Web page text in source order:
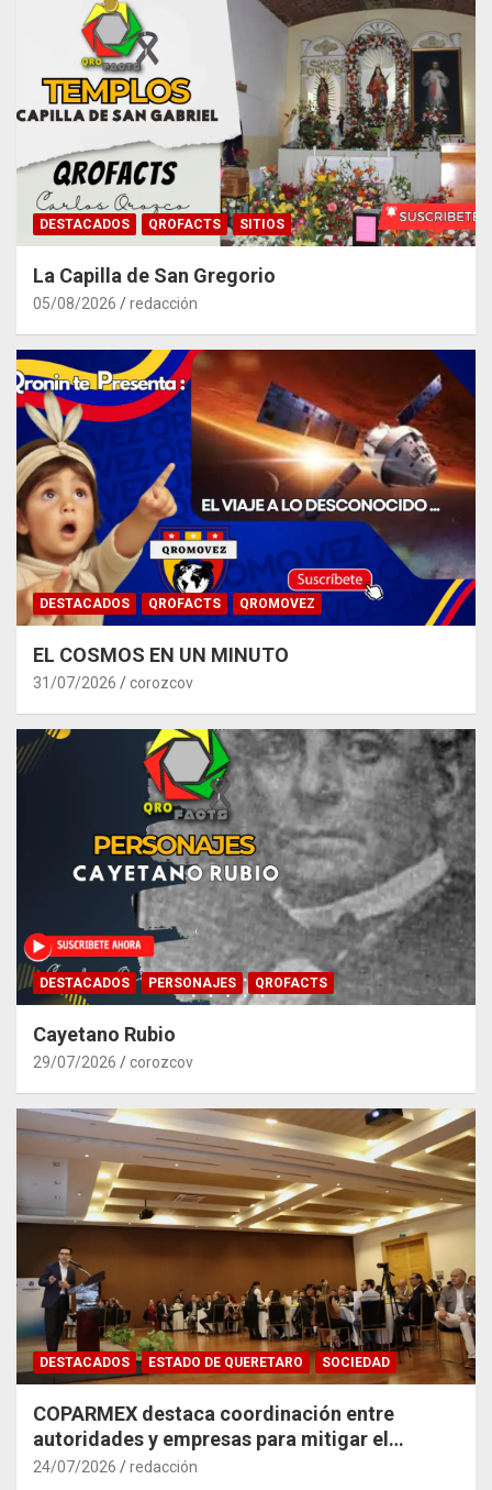
DESTACADOS QROFACTS SITIOS
La Capilla de San Gregorio
05/08/2026 redacción
DESTACADOS QROFACTS QROMOVEZ
EL COSMOS EN UN MINUTO
31/07/2026 corozcov
DESTACADOS PERSONAJES QROFACTS
Cayetano Rubio
29/07/2026 corozcov
DESTACADOS ESTADO DE QUERETARO SOCIEDAD
COPARMEX destaca coordinación entre
autoridades y empresas para mitigar el
impacto del Tren México–Querétaro
24/07/2026 redacción